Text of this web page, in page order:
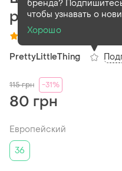
prettylittlething
PrettyLittleThing
бренда?
чтобы узнавать о
Хорошо
115грн -31%
80 грн
Европейский
36